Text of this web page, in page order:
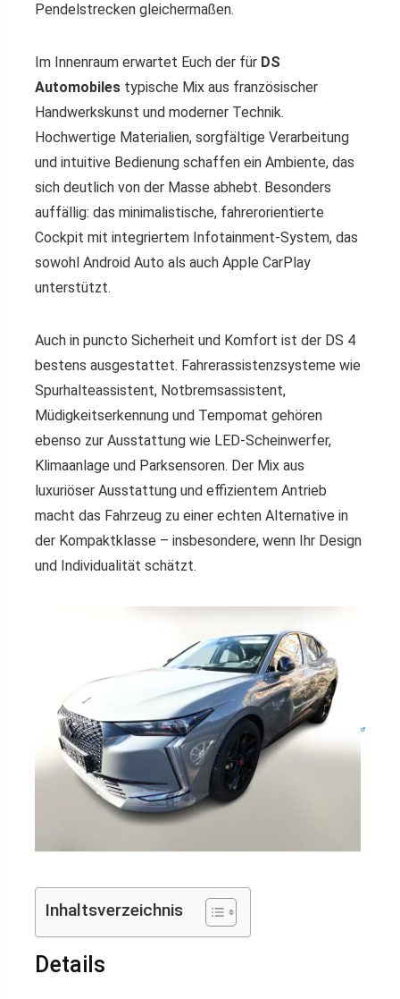
Pendelstrecken gleichermaßen.
Im Innenraum erwartet Euch der für DS
Automobiles typische Mix aus französischer
Handwerkskunst und moderner Technik.
Hochwertige Materialien, sorgfältige Verarbeitung
und intuitive Bedienung schaffen ein Ambiente, das
sich deutlich von der Masse abhebt. Besonders
auffällig: das minimalistische, fahrerorientierte
Cockpit mit integriertem Infotainment-System, das
sowohl Android Auto als auch Apple CarPlay
unterstützt.
Auch in puncto Sicherheit und Komfort ist der DS 4
bestens ausgestattet. Fahrerassistenzsysteme wie
Spurhalteassistent, Notbremsassistent,
Müdigkeitserkennung und Tempomat gehören
ebenso zur Ausstattung wie LED-Scheinwerfer,
Klimaanlage und Parksensoren. Der Mix aus
luxuriöser Ausstattung und effizientem Antrieb
macht das Fahrzeug zu einer echten Alternative in
der Kompaktklasse – insbesondere, wenn Ihr Design
und Individualität schätzt.
Inhaltsverzeichnis
Details